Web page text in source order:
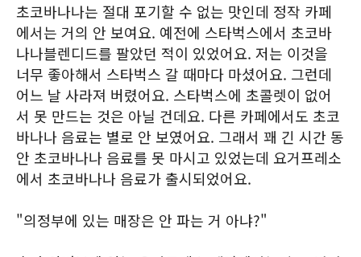
초코바나나는 절대 포기할 수 없는 맛인데 정작 카페
에서는 거의 안 보여요. 예전에 스타벅스에서 초코바
나나블렌디드를 팔았던 적이 있었어요. 저는 이것을
너무 좋아해서 스타벅스 갈 때마다 마셨어요. 그런데
어느 날 사라져 버렸어요. 스타벅스에 초콜렛이 없어
서 못 만드는 것은 아닐 건데요. 다른 카페에서도 초코
바나나 음료는 별로 안 보였어요. 그래서 꽤 긴 시간 동
안 초코바나나 음료를 못 마시고 있었는데 요거프레소
에서 초코바나나 음료가 출시되었어요.
"의정부에 있는 매장은 안 파는 거 아냐?"